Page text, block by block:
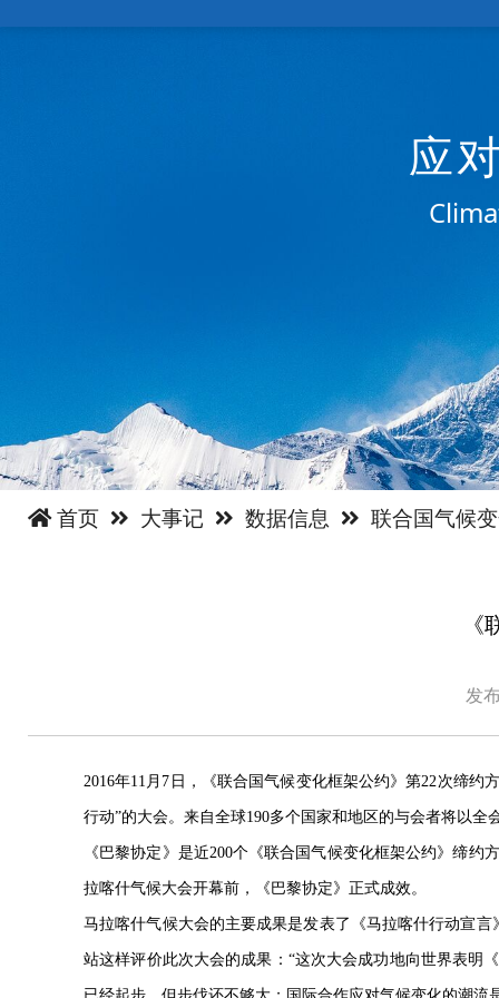
应
首页 大事记 数据信息 联合国气候
发
2016年11 月 7 日，《联合国气候变化框架公约》第22次缔约
行动”的大会。来自全球190多个国家和地区的与会者将以全
《巴黎协定》是近200个《联合国气候变化框架公约》缔约
拉喀什气候大会开幕前，《巴黎协定》正式成效。
马拉喀什气候大会的主要成果是发表了《马拉喀什行动宣
站这样评价此次大会的成果：“这次大会成功地向世界表明